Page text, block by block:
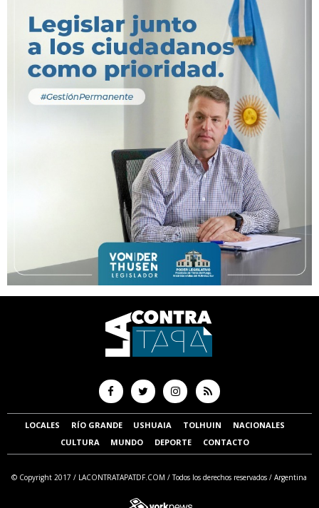
LOCALES RÍO GRANDE USHUAIA TOLHUIN
NACIONALES
CULTURA
MUNDO DEPORTE CONTACTO
© Copyright 2017 / LACONTRATAPATDF.COM / Todos los derechos reservados / Argentina